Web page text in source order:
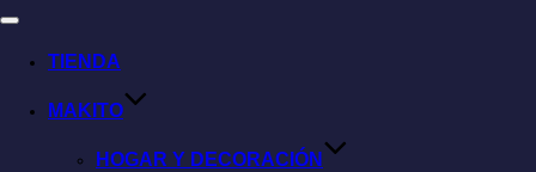
TIENDA
MAKITO
HOGAR Y DECORACIÓN